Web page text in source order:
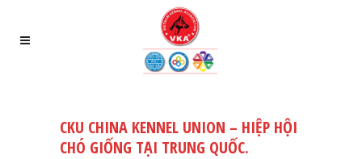
CKU CHINA KENNEL UNION – HIỆP HỘI
CHÓ GIỐNG TẠI TRUNG QUỐC.